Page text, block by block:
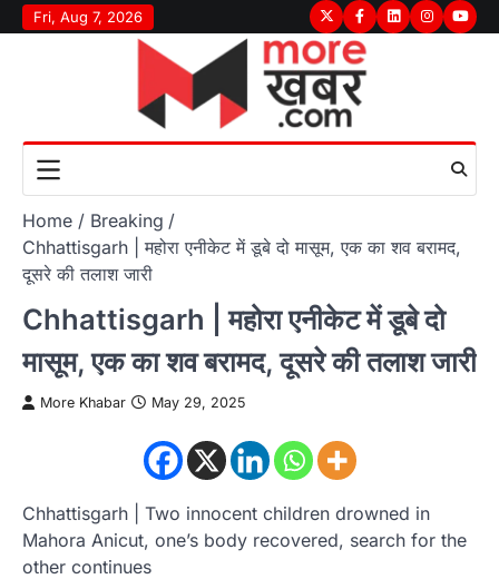
Skip
to
Fri, Aug 7, 2026 TwitterFacebook
LinkedInInstagram
Home
Breaking
Chhattisgarh | महोरा एनीकेट में डूबे दो मासूम, एक का शव बरामद,
दूसरे की तलाश जारी
Chhattisgarh | महोरा एनीकेट में डूबे दो
मासूम, एक का शव बरामद, दूसरे की तलाश जारी
More Khabar May 29, 2025
Chhattisgarh | Two innocent children drowned in
Mahora Anicut, one’s body recovered, search for the
other continues